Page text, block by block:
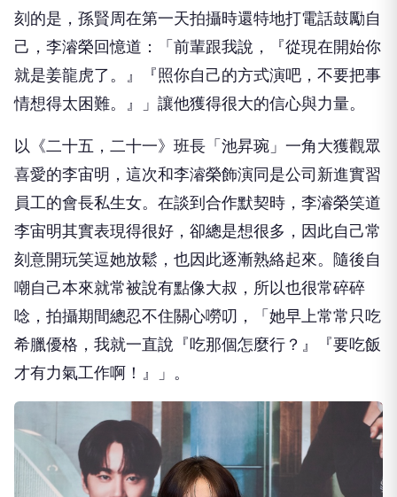
刻的是， 孫賢周在第一天拍攝時還特地打電話鼓勵自
己，李濬榮回憶道：「 前輩跟我說，『從現在開始你
就是姜龍虎了。』『照你自己的方式演吧，不要把事
情想得太困難。』」 讓他獲得很大的信心與力量。
以《二十五，二十一》班長「池昇琬」一角大獲觀眾
喜愛的李宙明， 這次和李濬榮飾演同是公司新進實習
員工的會長私生女。 在談到合作默契時，李濬榮笑道
李宙明其實表現得很好， 卻總是想很多，因此自己常
刻意開玩笑逗她放鬆， 也因此逐漸熟絡起來。隨後自
嘲自己本來就常被說有點像大叔， 所以也很常碎碎
唸，拍攝期間總忍不住關心嘮叨，「 她早上常常只吃
希臘優格，我就一直說『吃那個怎麼行？』『要吃飯
才有力氣工作啊！』」。